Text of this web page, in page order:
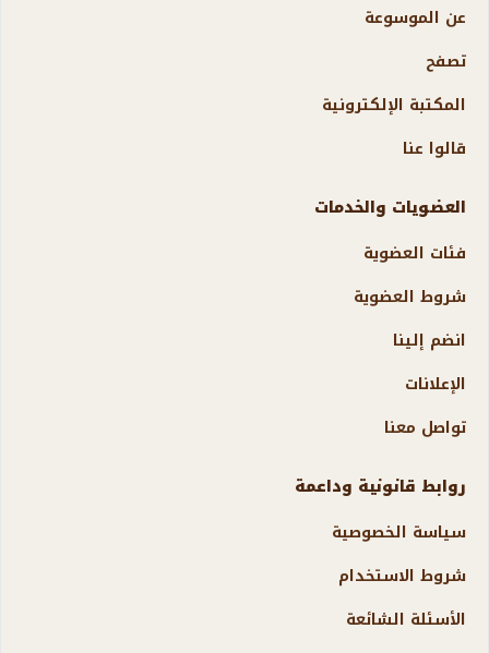
عن الموسوعة
تصفح
المكتبة الإلكترونية
قالوا عنا
العضويات والخدمات
فئات العضوية
شروط العضوية
انضم إلينا
الإعلانات
تواصل معنا
روابط قانونية وداعمة
سياسة الخصوصية
شروط الاستخدام
الأسئلة الشائعة